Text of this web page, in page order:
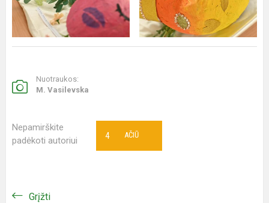
Nuotraukos:
M. Vasilevska
Nepamirškite
padėkoti autoriui
AČIŪ
4
Grįžti